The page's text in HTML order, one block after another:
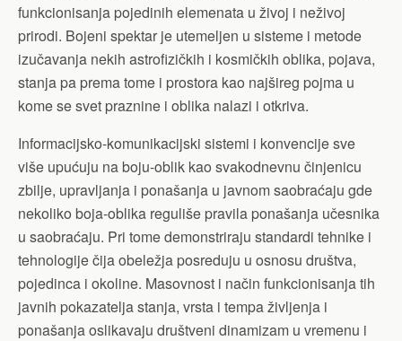
funkcionisanja pojedinih elemenata u živoj i neživoj
prirodi. Bojeni spektar je utemeljen u sisteme i metode
izučavanja nekih astrofizičkih i kosmičkih oblika, pojava,
stanja pa prema tome i prostora kao najšireg pojma u
kome se svet praznine i oblika nalazi i otkriva.
Informacijsko-komunikacijski sistemi i konvencije sve
više upućuju na boju-oblik kao svakodnevnu činjenicu
zbilje, upravljanja i ponašanja u javnom saobraćaju gde
nekoliko boja-oblika reguliše pravila ponašanja učesnika
u saobraćaju. Pri tome demonstriraju standardi tehnike i
tehnologije čija obeležja posreduju u osnosu društva,
pojedinca i okoline. Masovnost i način funkcionisanja tih
javnih pokazatelja stanja, vrsta i tempa življenja i
ponašanja oslikavaju društveni dinamizam u vremenu i